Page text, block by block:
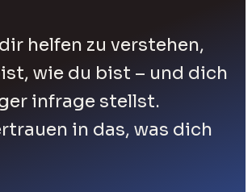
helfen zu verstehen,
wie du bist – und dich
infrage stellst.
in das, was dich